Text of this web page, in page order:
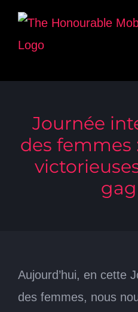
Skip
content
Journée
des femmes
Aujourd’hui, en cette
des femmes, nous